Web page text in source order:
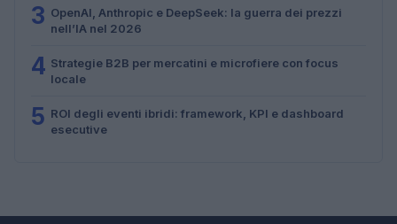
3 OpenAI, Anthropic e DeepSeek: la guerra dei prezzi
nell’IA nel 2026
4 Strategie B2B per mercatini e microfiere con focus
locale
5 ROI degli eventi ibridi: framework, KPI e dashboard
esecutive